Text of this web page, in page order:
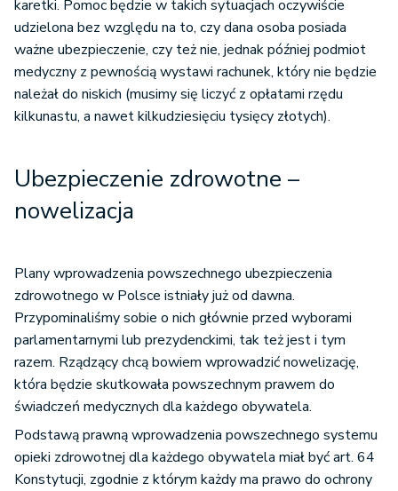
karetki. Pomoc będzie w takich sytuacjach oczywiście
udzielona bez względu na to, czy dana osoba posiada
ważne ubezpieczenie, czy też nie, jednak później podmiot
medyczny z pewnością wystawi rachunek, który nie będzie
należał do niskich (musimy się liczyć z opłatami rzędu
kilkunastu, a nawet kilkudziesięciu tysięcy złotych).
Ubezpieczenie zdrowotne –
nowelizacja
Plany wprowadzenia powszechnego ubezpieczenia
zdrowotnego w Polsce istniały już od dawna.
Przypominaliśmy sobie o nich głównie przed wyborami
parlamentarnymi lub prezydenckimi, tak też jest i tym
razem. Rządzący chcą bowiem wprowadzić nowelizację,
która będzie skutkowała powszechnym prawem do
świadczeń medycznych dla każdego obywatela.
Podstawą prawną wprowadzenia powszechnego systemu
opieki zdrowotnej dla każdego obywatela miał być art. 64
Konstytucji, zgodnie z którym każdy ma prawo do ochrony